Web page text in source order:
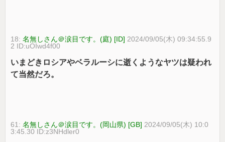
18:名無しさん＠涙目です。(庭) [ID] 2024/09/05(木) 09:34:55.9
2 ID:uOIwd4f00
いまどきロシアやベラルーシに逝くようなヤツは疑われ
て当然だろ。
61:名無しさん＠涙目です。(岡山県) [GB] 2024/09/05(木) 10:0
3:45.30 ID:z3NHdler0